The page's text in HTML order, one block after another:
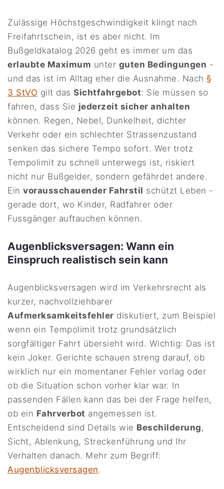
Zulässige Höchstgeschwindigkeit klingt nach
Freifahrtschein, ist es aber nicht. Im
Bußgeldkatalog 2026 geht es immer um das
erlaubte Maximum unter guten Bedingungen -
und das ist im Alltag eher die Ausnahme. Nach §
3 StVO gilt dasSichtfahrgebot: Sie müssen so
fahren, dass Sie jederzeit sicher anhalten
können. Regen, Nebel, Dunkelheit, dichter
Verkehr oder ein schlechter Strassenzustand
senken das sichere Tempo sofort. Wer trotz
Tempolimit zu schnell unterwegs ist, riskiert
nicht nur Bußgelder, sondern gefährdet andere.
Einvorausschauender Fahrstil schützt Leben -
gerade dort, wo Kinder, Radfahrer oder
Fussgänger auftauchen können.
Augenblicksversagen: Wann ein
Einspruch realistisch sein kann
Augenblicksversagen wird im Verkehrsrecht als
kurzer, nachvollziehbarer
Aufmerksamkeitsfehler diskutiert, zum Beispiel
wenn ein Tempolimit trotz grundsätzlich
sorgfältiger Fahrt übersieht wird. Wichtig: Das ist
kein Joker. Gerichte schauen streng darauf, ob
wirklich nur ein momentaner Fehler vorlag oder
ob die Situation schon vorher klar war. In
passenden Fällen kann das bei der Frage helfen,
ob ein Fahrverbot angemessen ist.
Entscheidend sind Details wie Beschilderung,
Sicht, Ablenkung, Streckenführung und Ihr
Verhalten danach. Mehr zum Begriff:
Augenblicksversagen.